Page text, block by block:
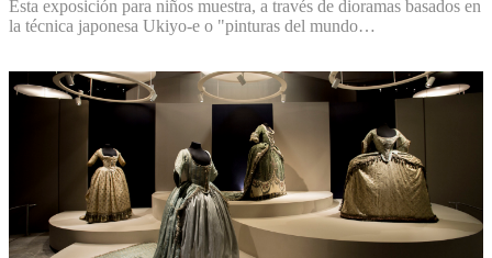
Esta exposición para niños muestra, a través de dioramas basados en
la técnica japonesa Ukiyo-e o "pinturas del mundo…